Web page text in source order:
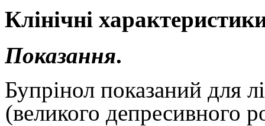
Клiнiчнi
Показання.
Бупрінол показаний для
(великого депресивного